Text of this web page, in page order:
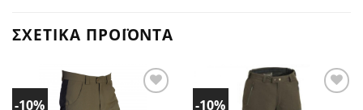
ΣΧΕΤΙΚΆ ΠΡΟΪΌΝΤΑ
-10%
Προσθήκη
-10%
Προσθήκη